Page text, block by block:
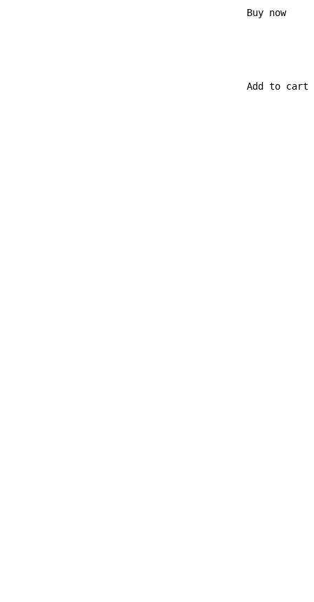
                                            Buy now
                                            Add to cart